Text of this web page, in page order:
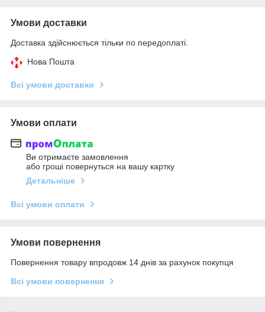
Умови доставки
Доставка здійснюється тільки по передоплаті.
Нова Пошта
Всі умови доставки
Умови оплати
Ви отримаєте замовлення
або гроші повернуться на вашу картку
Детальніше
Всі умови оплати
Умови повернення
Повернення товару впродовж 14 днів за рахунок покупця
Всі умови повернення